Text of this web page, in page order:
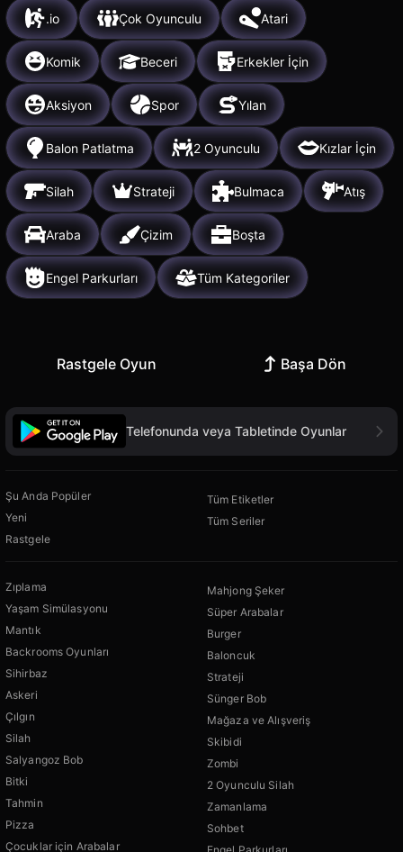
.io Çok Oyunculu Atari
Komik Beceri Erkekler İçin
Aksiyon Spor Yılan
Balon Patlatma 2 Oyunculu Kızlar İçin
Silah Strateji Bulmaca Atış
Araba Çizim Boşta
Engel Parkurları Tüm Kategoriler
Rastgele Oyun Başa Dön
Telefonunda veya Tabletinde Oyunlar
Şu Anda Popüler
Yeni
Rastgele
Tüm Etiketler
Tüm Seriler
Zıplama
Yaşam Simülasyonu
Mantık
Backrooms Oyunları
Sihirbaz
Askeri
Çılgın
Silah
Salyangoz Bob
Bitki
Tahmin
Pizza
Çocuklar için Arabalar
Mahjong Şeker
Süper Arabalar
Burger
Baloncuk
Strateji
Sünger Bob
Mağaza ve Alışveriş
Skibidi
Zombi
2 Oyunculu Silah
Zamanlama
Sohbet